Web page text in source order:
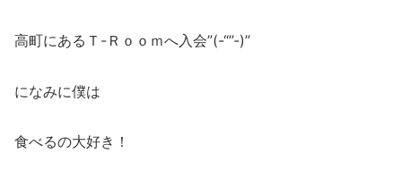
高町にあるＴ-Ｒｏｏｍへ入会”(-“”-)”
になみに僕は
食べるの大好き！